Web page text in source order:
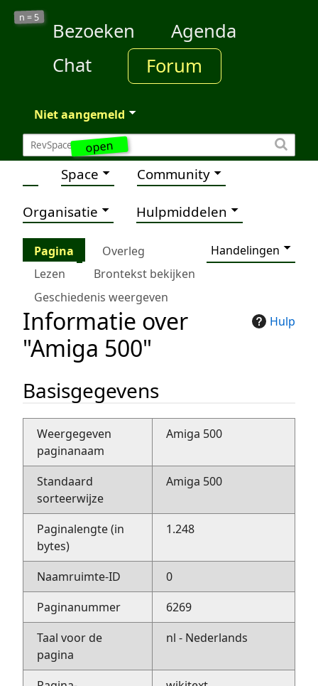
open
n = 5
Bezoeken
Agenda
Chat
Forum
Niet aangemeld
Space Community
Organisatie Hulpmiddelen
Pagina Overleg
Handelingen
Lezen
Brontekst bekijken
Geschiedenis weergeven
Hulp
Informatie over
"Amiga 500"
Basisgegevens
Weergegeven
paginanaam
Amiga 500
Standaard
sorteerwijze
Amiga 500
Paginalengte (in
bytes)
1.248
Naamruimte-ID
0
Paginanummer
6269
Taal voor de
pagina
nl - Nederlands